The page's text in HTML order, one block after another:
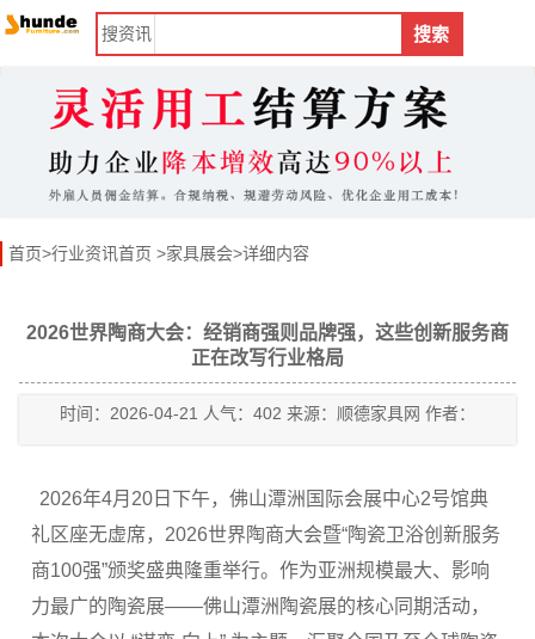
搜资讯 搜索
首页>行业资讯首页 >家具展会>详细内容
2026世界陶商大会：经销商强则品牌强，这些创新服务商
正在改写行业格局
时间：2026-04-21 人气：402 来源：顺德家具网 作者：
2026年4月20日下午，佛山潭洲国际会展中心2号馆典
礼区座无虚席，2026世界陶商大会暨“陶瓷卫浴创新服务
商100强”颁奖盛典隆重举行。作为亚洲规模最大、影响
力最广的陶瓷展——佛山潭洲陶瓷展的核心同期活动，